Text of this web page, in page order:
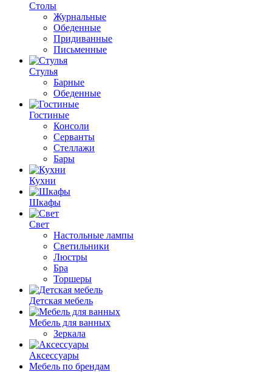
Столы
Журнальные
Обеденные
Придиванные
Письменные
Стулья
Барные
Обеденные
Гостиные
Консоли
Серванты
Стеллажи
Бары
Кухни
Шкафы
Свет
Настольные лампы
Светильники
Люстры
Бра
Торшеры
Детская мебель
Мебель для ванных
Зеркала
Аксессуары
Мебель по брендам